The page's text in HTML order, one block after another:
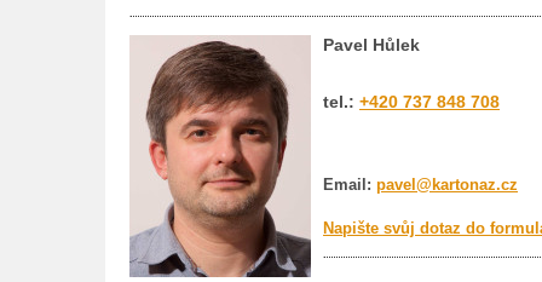
Pavel Hůlek
tel.: +420 737 848 708
Email: pavel@kartonaz.cz
Napište svůj dotaz do